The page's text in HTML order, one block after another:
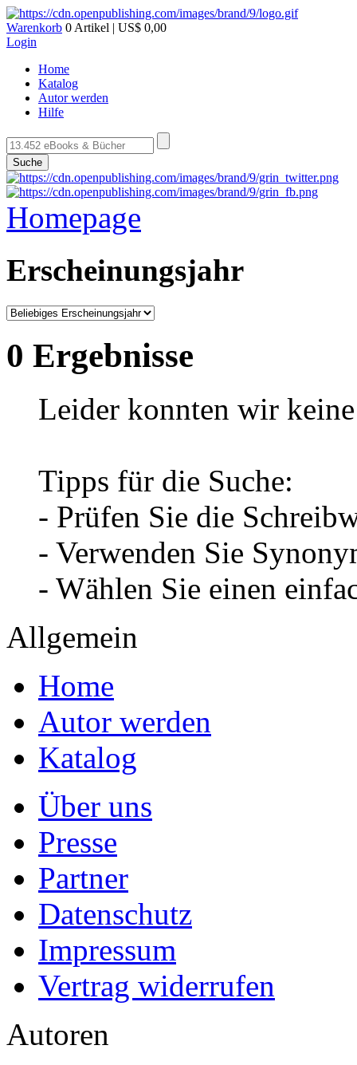
Warenkorb 0 Artikel | US$ 0,00
Login
Home
Katalog
Autor werden
Hilfe
Suche
Homepage
Erscheinungsjahr
0 Ergebnisse
Leider konnten wir
Tipps für die Suche:
- Prüfen Sie die
- Verwenden Sie
- Wählen Sie einen
Allgemein
Home
Autor werden
Katalog
Über uns
Presse
Partner
Datenschutz
Impressum
Vertrag widerrufen
Autoren